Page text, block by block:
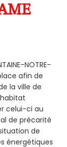
NOTRE-
afin de
la ville de
habitat
celui-ci au
de précarité
de
énergétiques